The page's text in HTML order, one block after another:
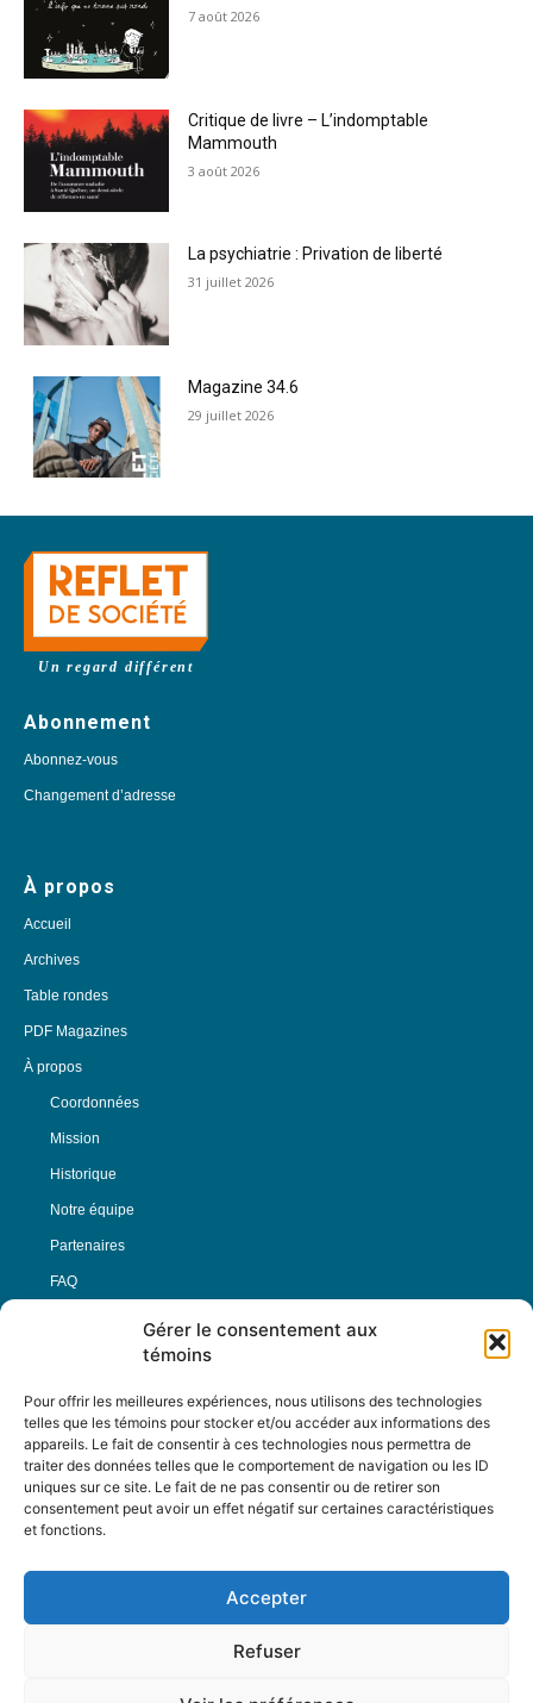
Gérer le consentement aux
témoins
Pour offrir les meilleures expériences, nous utilisons des technologies
telles que les témoins pour stocker et/ou accéder aux informations des
appareils. Le fait de consentir à ces technologies nous permettra de
traiter des données telles que le comportement de navigation ou les ID
uniques sur ce site. Le fait de ne pas consentir ou de retirer son
consentement peut avoir un effet négatif sur certaines caractéristiques
et fonctions.
Accepter
Refuser
7 août 2026
Critique de livre – L’indomptable
Mammouth
3 août 2026
La psychiatrie : Privation de liberté
31 juillet 2026
Magazine 34.6
29 juillet 2026
Un regard différent
Abonnement
Abonnez-vous
Changement d’adresse
À propos
Accueil
Archives
Table rondes
PDF Magazines
À propos
Coordonnées
Mission
Historique
Notre équipe
Partenaires
FAQ
Nous Suivre
Contactez-nous :
12-3894 rue Sainte-Catherine Est,